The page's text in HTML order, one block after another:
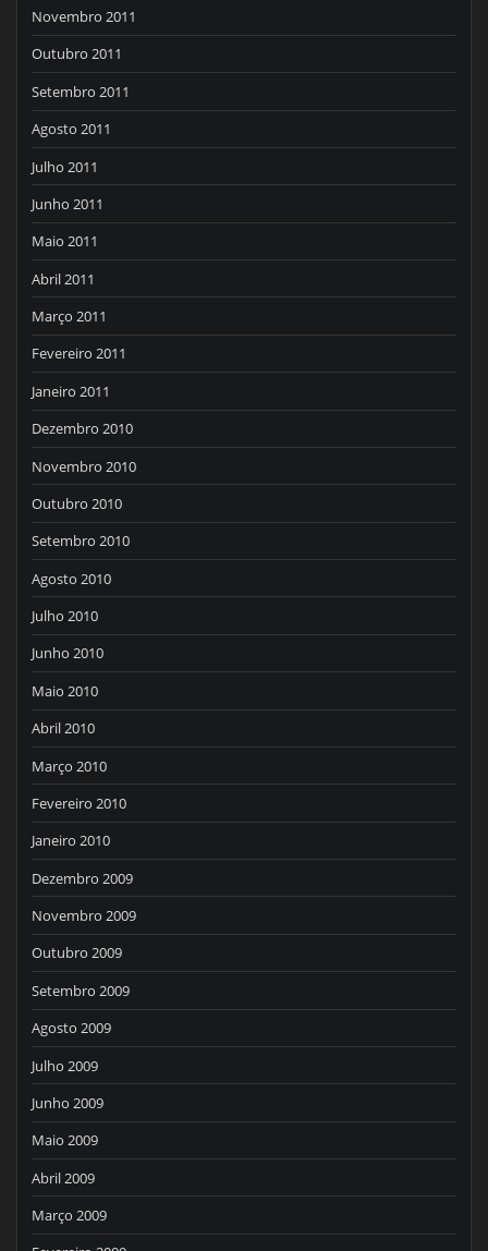
Novembro 2011
Outubro 2011
Setembro 2011
Agosto 2011
Julho 2011
Junho 2011
Maio 2011
Abril 2011
Março 2011
Fevereiro 2011
Janeiro 2011
Dezembro 2010
Novembro 2010
Outubro 2010
Setembro 2010
Agosto 2010
Julho 2010
Junho 2010
Maio 2010
Abril 2010
Março 2010
Fevereiro 2010
Janeiro 2010
Dezembro 2009
Novembro 2009
Outubro 2009
Setembro 2009
Agosto 2009
Julho 2009
Junho 2009
Maio 2009
Abril 2009
Março 2009